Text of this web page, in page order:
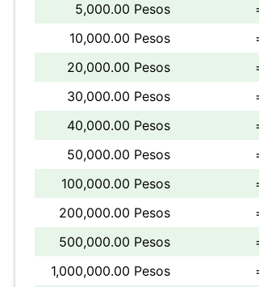
5,000.00 Pesos
10,000.00 Pesos
20,000.00 Pesos
30,000.00 Pesos
40,000.00 Pesos
50,000.00 Pesos
100,000.00 Pesos
200,000.00 Pesos
500,000.00 Pesos
1,000,000.00 Pesos